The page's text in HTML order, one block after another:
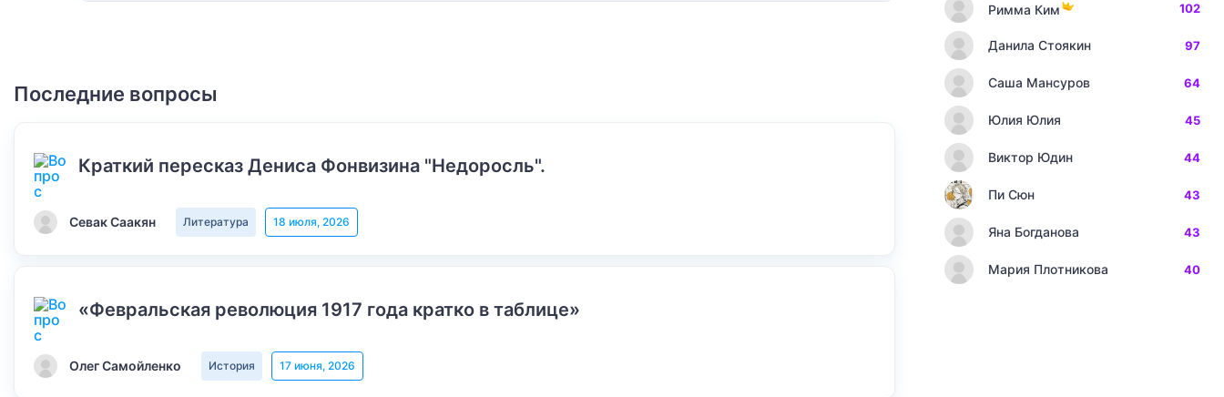
Последние вопросы
Краткий пересказ Дениса Фонвизина "Недоросль".
Севак Саакян Литература 18 июля, 2026
«Февральская революция 1917 года кратко в таблице»
Олег Самойленко История 17 июня, 2026
Римма Ким 102
Данила Стоякин 97
Саша Мансуров 64
Юлия Юлия 45
Виктор Юдин 44
Пи Сюн 43
Яна Богданова 43
Мария Плотникова 40